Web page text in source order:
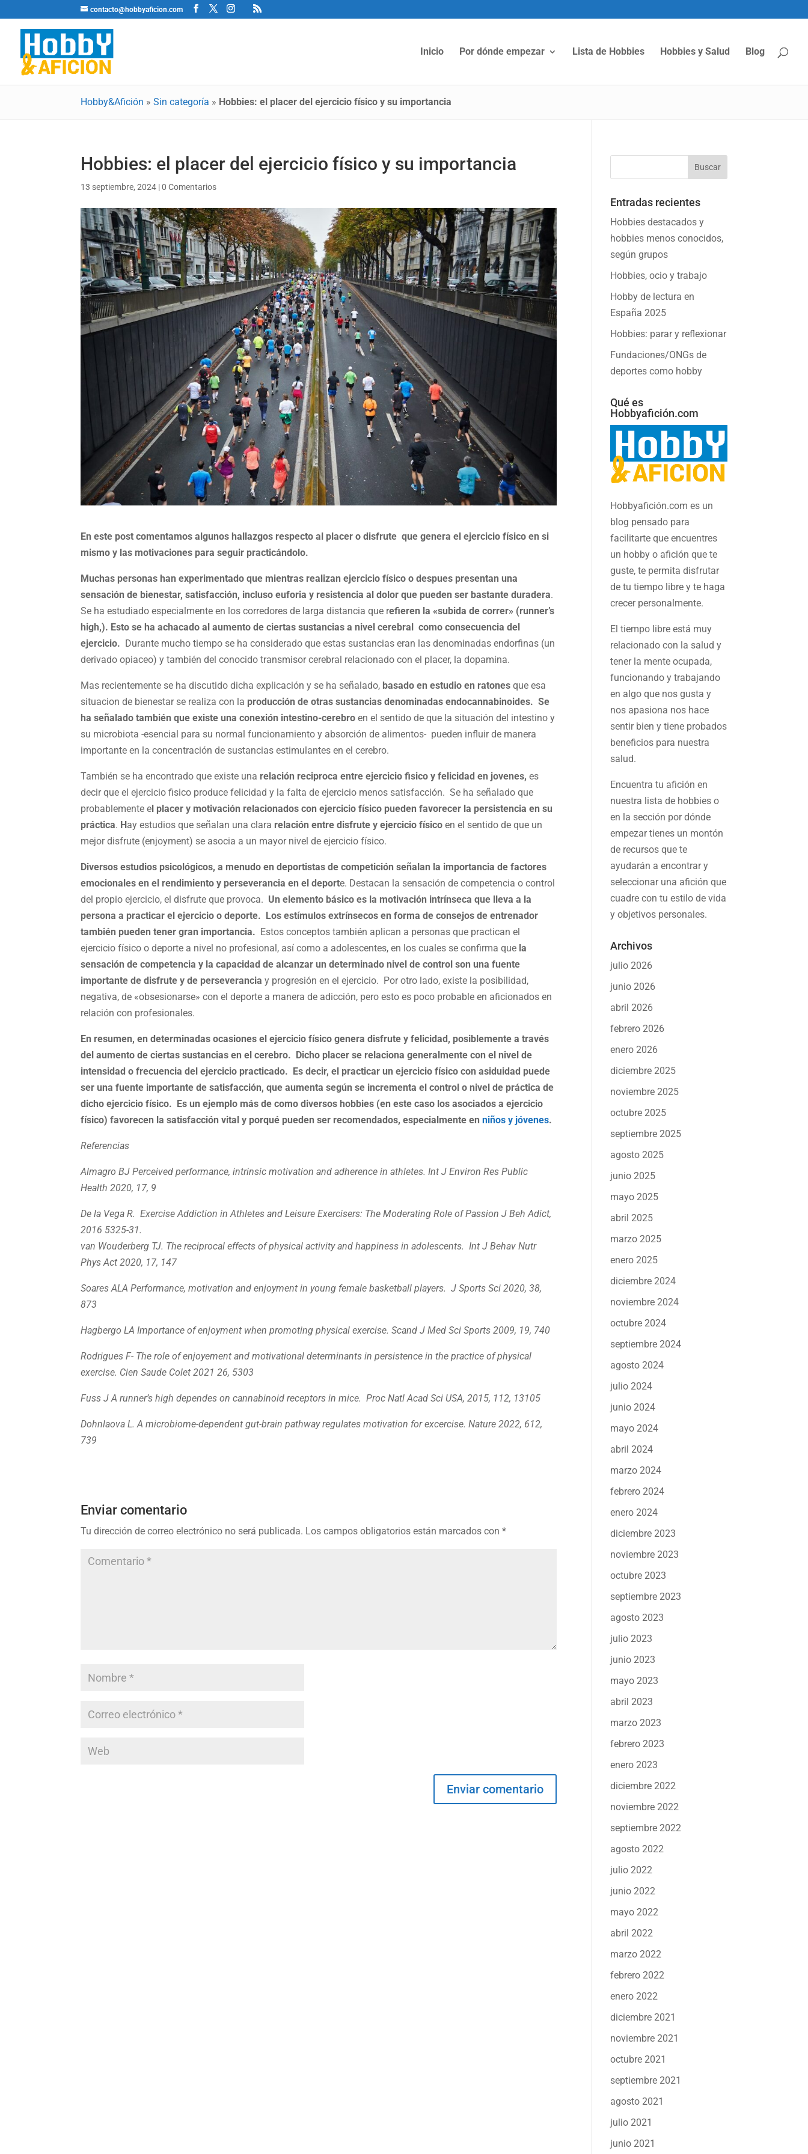
contacto@hobbyaficion.com
Hobby&Afición »Sin categoría » Hobbies: el placer del ejercicio físico y su importancia
Inicio Por dónde empezar Lista de Hobbies Hobbies y Salud Blog
Hobbies: el placer del ejercicio físico y su importancia
13 septiembre, 2024 |0 Comentarios
En este post comentamos algunos hallazgos respecto al placer o disfrute que genera el ejercicio físico en si
mismo y las motivaciones para seguir practicándolo.
Muchas personas han experimentado que mientras realizan ejercicio físico o despues presentan una
sensación de bienestar, satisfacción, incluso euforia y resistencia al dolor que pueden ser bastante duradera.
Se ha estudiado especialmente en los corredores de larga distancia que refieren la «subida de correr» (runner’s
high,). Esto se ha achacado al aumento de ciertas sustancias a nivel cerebral como consecuencia del
ejercicio. Durante mucho tiempo se ha considerado que estas sustancias eran las denominadas endorfinas (un
derivado opiaceo) y también del conocido transmisor cerebral relacionado con el placer, la dopamina.
Mas recientemente se ha discutido dicha explicación y se ha señalado, basado en estudio en ratones que esa
situacion de bienestar se realiza con la producción de otras sustancias denominadas endocannabinoides. Se
ha señalado también que existe una conexión intestino-cerebro en el sentido de que la situación del intestino y
su microbiota -esencial para su normal funcionamiento y absorción de alimentos- pueden influir de manera
importante en la concentración de sustancias estimulantes en el cerebro.
También se ha encontrado que existe una relación reciproca entre ejercicio fisico y felicidad en jovenes, es
decir que el ejercicio fisico produce felicidad y la falta de ejercicio menos satisfacción. Se ha señalado que
probablemente el placer y motivación relacionados con ejercicio físico pueden favorecer la persistencia en su
práctica. Hay estudios que señalan una clara relación entre disfrute y ejercicio físico en el sentido de que un
mejor disfrute (enjoyment) se asocia a un mayor nivel de ejercicio físico.
Diversos estudios psicológicos, a menudo en deportistas de competición señalan la importancia de factores
emocionales en el rendimiento y perseverancia en el deporte. Destacan la sensación de competencia o control
del propio ejercicio, el disfrute que provoca. Un elemento básico es la motivación intrínseca que lleva a la
persona a practicar el ejercicio o deporte. Los estímulos extrínsecos en forma de consejos de entrenador
también pueden tener gran importancia. Estos conceptos también aplican a personas que practican el
ejercicio físico o deporte a nivel no profesional, así como a adolescentes, en los cuales se confirma que la
sensación de competencia y la capacidad de alcanzar un determinado nivel de control son una fuente
importante de disfrute y de perseverancia y progresión en el ejercicio. Por otro lado, existe la posibilidad,
negativa, de «obsesionarse» con el deporte a manera de adicción, pero esto es poco probable en aficionados en
relación con profesionales.
En resumen, en determinadas ocasiones el ejercicio físico genera disfrute y felicidad, posiblemente a través
del aumento de ciertas sustancias en el cerebro. Dicho placer se relaciona generalmente con el nivel de
intensidad o frecuencia del ejercicio practicado. Es decir, el practicar un ejercicio físico con asiduidad puede
ser una fuente importante de satisfacción, que aumenta según se incrementa el control o nivel de práctica de
dicho ejercicio físico. Es un ejemplo más de como diversos hobbies (en este caso los asociados a ejercicio
físico) favorecen la satisfacción vital y porqué pueden ser recomendados, especialmente enniños y jóvenes.
Referencias
Almagro BJ Perceived performance, intrinsic motivation and adherence in athletes. Int J Environ Res Public
Health 2020, 17, 9
De la Vega R.Exercise Addiction in Athletes and Leisure Exercisers: The Moderating Role of PassionJ Beh Adict,
2016 5325-31.
van Wouderberg TJ. The reciprocal effects of physical activity and happiness in adolescents. Int J Behav Nutr
Phys Act 2020, 17, 147
Soares ALA Performance, motivation and enjoyment in young female basketball players. J Sports Sci 2020, 38,
873
Hagbergo LA Importance of enjoyment when promoting physical exercise. Scand J Med Sci Sports 2009, 19, 740
Rodrigues F- The role of enjoyement and motivational determinants in persistence in the practice of physical
exercise. Cien Saude Colet 2021 26, 5303
Fuss J A runner’s high dependes on cannabinoid receptors in mice. Proc Natl Acad Sci USA, 2015, 112, 13105
Dohnlaova L. A microbiome-dependent gut-brain pathway regulates motivation for excercise. Nature 2022, 612,
739
Enviar comentario
Tu dirección de correo electrónico no será publicada. Los campos obligatorios están marcados con*
Entradas recientes
Hobbies destacados y
hobbies menos conocidos,
según grupos
Hobbies, ocio y trabajo
Hobby de lectura en
España 2025
Hobbies: parar y reflexionar
Fundaciones/ONGs de
deportes como hobby
Qué es
Hobbyafición.com
Hobbyafición.com es un
blog pensado para
facilitarte que encuentres
un hobby o afición que te
guste, te permita disfrutar
de tu tiempo libre y te haga
crecer personalmente.
El tiempo libre está muy
relacionado con la salud y
tener la mente ocupada,
funcionando y trabajando
en algo que nos gusta y
nos apasiona nos hace
sentir bien y tiene probados
beneficios para nuestra
salud.
Encuentra tu afición en
nuestra lista de hobbies o
en la sección por dónde
empezar tienes un montón
de recursos que te
ayudarán aencontrar y
seleccionar una afición que
cuadre con tu estilo de vida
y objetivos personales.
Archivos
julio 2026
junio 2026
abril 2026
febrero 2026
enero 2026
diciembre 2025
noviembre 2025
octubre 2025
septiembre 2025
agosto 2025
junio 2025
mayo 2025
abril 2025
marzo 2025
enero 2025
diciembre 2024
noviembre 2024
octubre 2024
septiembre 2024
agosto 2024
julio 2024
junio 2024
mayo 2024
abril 2024
marzo 2024
febrero 2024
enero 2024
diciembre 2023
noviembre 2023
octubre 2023
septiembre 2023
agosto 2023
julio 2023
junio 2023
mayo 2023
abril 2023
marzo 2023
febrero 2023
enero 2023
diciembre 2022
noviembre 2022
septiembre 2022
agosto 2022
julio 2022
junio 2022
mayo 2022
abril 2022
marzo 2022
febrero 2022
enero 2022
diciembre 2021
noviembre 2021
octubre 2021
septiembre 2021
agosto 2021
julio 2021
junio 2021